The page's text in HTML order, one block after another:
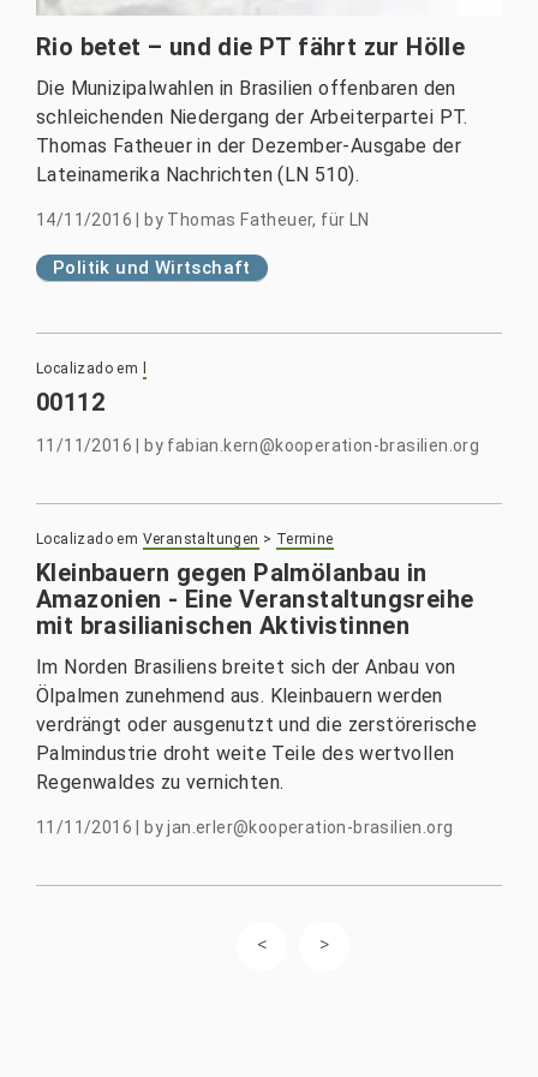
Rio betet – und die PT fährt zur Hölle
Die Munizipalwahlen in Brasilien offenbaren den
schleichenden Niedergang der Arbeiterpartei PT.
Thomas Fatheuer in der Dezember-Ausgabe der
Lateinamerika Nachrichten (LN 510).
14/11/2016 by Thomas Fatheuer, für LN
Politik und Wirtschaft
Localizado em
00112
11/11/2016 by fabian.kern@kooperation-brasilien.org
Localizado em Veranstaltungen > Termine
Kleinbauern gegen Palmölanbau in
Amazonien - Eine Veranstaltungsreihe
mit brasilianischen Aktivistinnen
Im Norden Brasiliens breitet sich der Anbau von
Ölpalmen zunehmend aus. Kleinbauern werden
verdrängt oder ausgenutzt und die zerstörerische
Palmindustrie droht weite Teile des wertvollen
Regenwaldes zu vernichten.
11/11/2016 byjan.erler@kooperation-brasilien.org